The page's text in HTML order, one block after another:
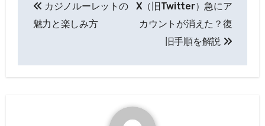
稿
ビ
カジノルーレットの
魅力と楽しみ方
X（旧Twitter）急にア
カウントが消えた？復
旧手順を解説